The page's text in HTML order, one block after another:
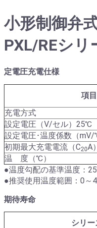
小形制御弁
PXL/REシリ
定電圧充電仕様
項目
充電方式
設定電圧（V/セル）25℃
設定電圧･温度係数（mV/
初期最大充電電流（C20A）
温 度（℃）
●温度勾配の基準温度：
●推奨使用温度範囲：0～
期待寿命
シリー